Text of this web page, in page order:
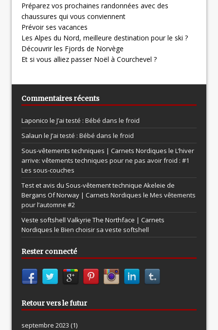
Préparez vos prochaines randonnées avec des
chaussures qui vous conviennent
Prévoir ses vacances
Les Alpes du Nord, meilleure destination pour le ski ?
Découvrir les Fjords de Norvège
Et si vous alliez passer Noël à Courchevel ?
Commentaires récents
Laponico le J’ai testé : Bébé dans le froid
Salaun le J’ai testé : Bébé dans le froid
Sous-vêtements techniques | Carnets Nordiques le L’hiver
arrive: vêtements techniques pour ne pas avoir froid : #1
Les sous-couches
Test et avis du Sous-vêtement technique Akeleie de
Bergans Of Norway | Carnets Nordiques le Mes vêtements
pour l’automne #2
Veste softshell Valkyrie The Northface | Carnets
Nordiques le Bien choisir sa veste softshell
Rester connecté
Retour vers le futur
septembre 2023 (1)